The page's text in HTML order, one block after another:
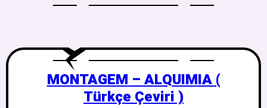
MONTAGEM – ALQUIMIA (
Türkçe Çeviri )